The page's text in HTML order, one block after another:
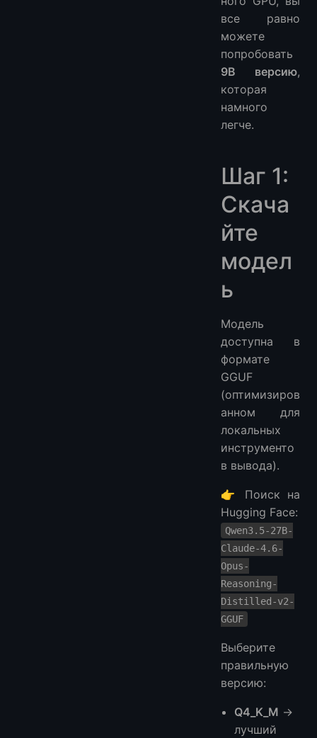
все равно
можете
попробовать
9B версию,
которая
намного
легче.
Шаг 1:
Скача
йте
модел
ь
Модель
доступна в
формате
GGUF
(оптимизиров
анном для
локальных
инструменто
в вывода).
👉 Поиск на
Hugging Face:
Qwen3.5-27B-
Claude-4.6-
Opus-
Reasoning-
Distilled-v2-
GGUF
Выберите
правильную
версию:
Q4_K_M →
лучший